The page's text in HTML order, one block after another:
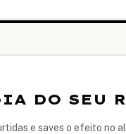
DO SEU
e saves o efeito no